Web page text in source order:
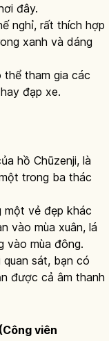
đây.
nghỉ, rất thích hợp
xanh và dáng
thể tham gia các
hay đạp xe.
hồ Chūzenji, là
trong ba thác
một vẻ đẹp khác
vào mùa xuân, lá
vào mùa đông.
sát, bạn có
được cả âm thanh
viên